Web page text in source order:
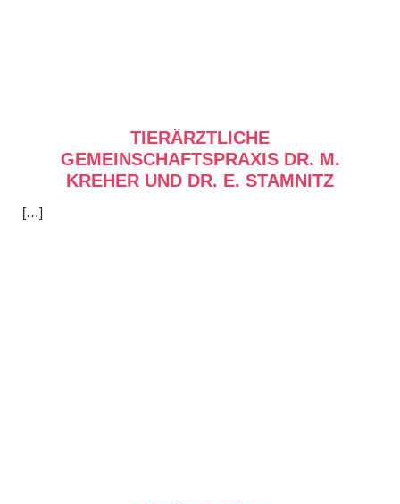
TIERÄRZTLICHE
GEMEINSCHAFTSPRAXIS DR. M.
KREHER UND DR. E. STAMNITZ
[…]